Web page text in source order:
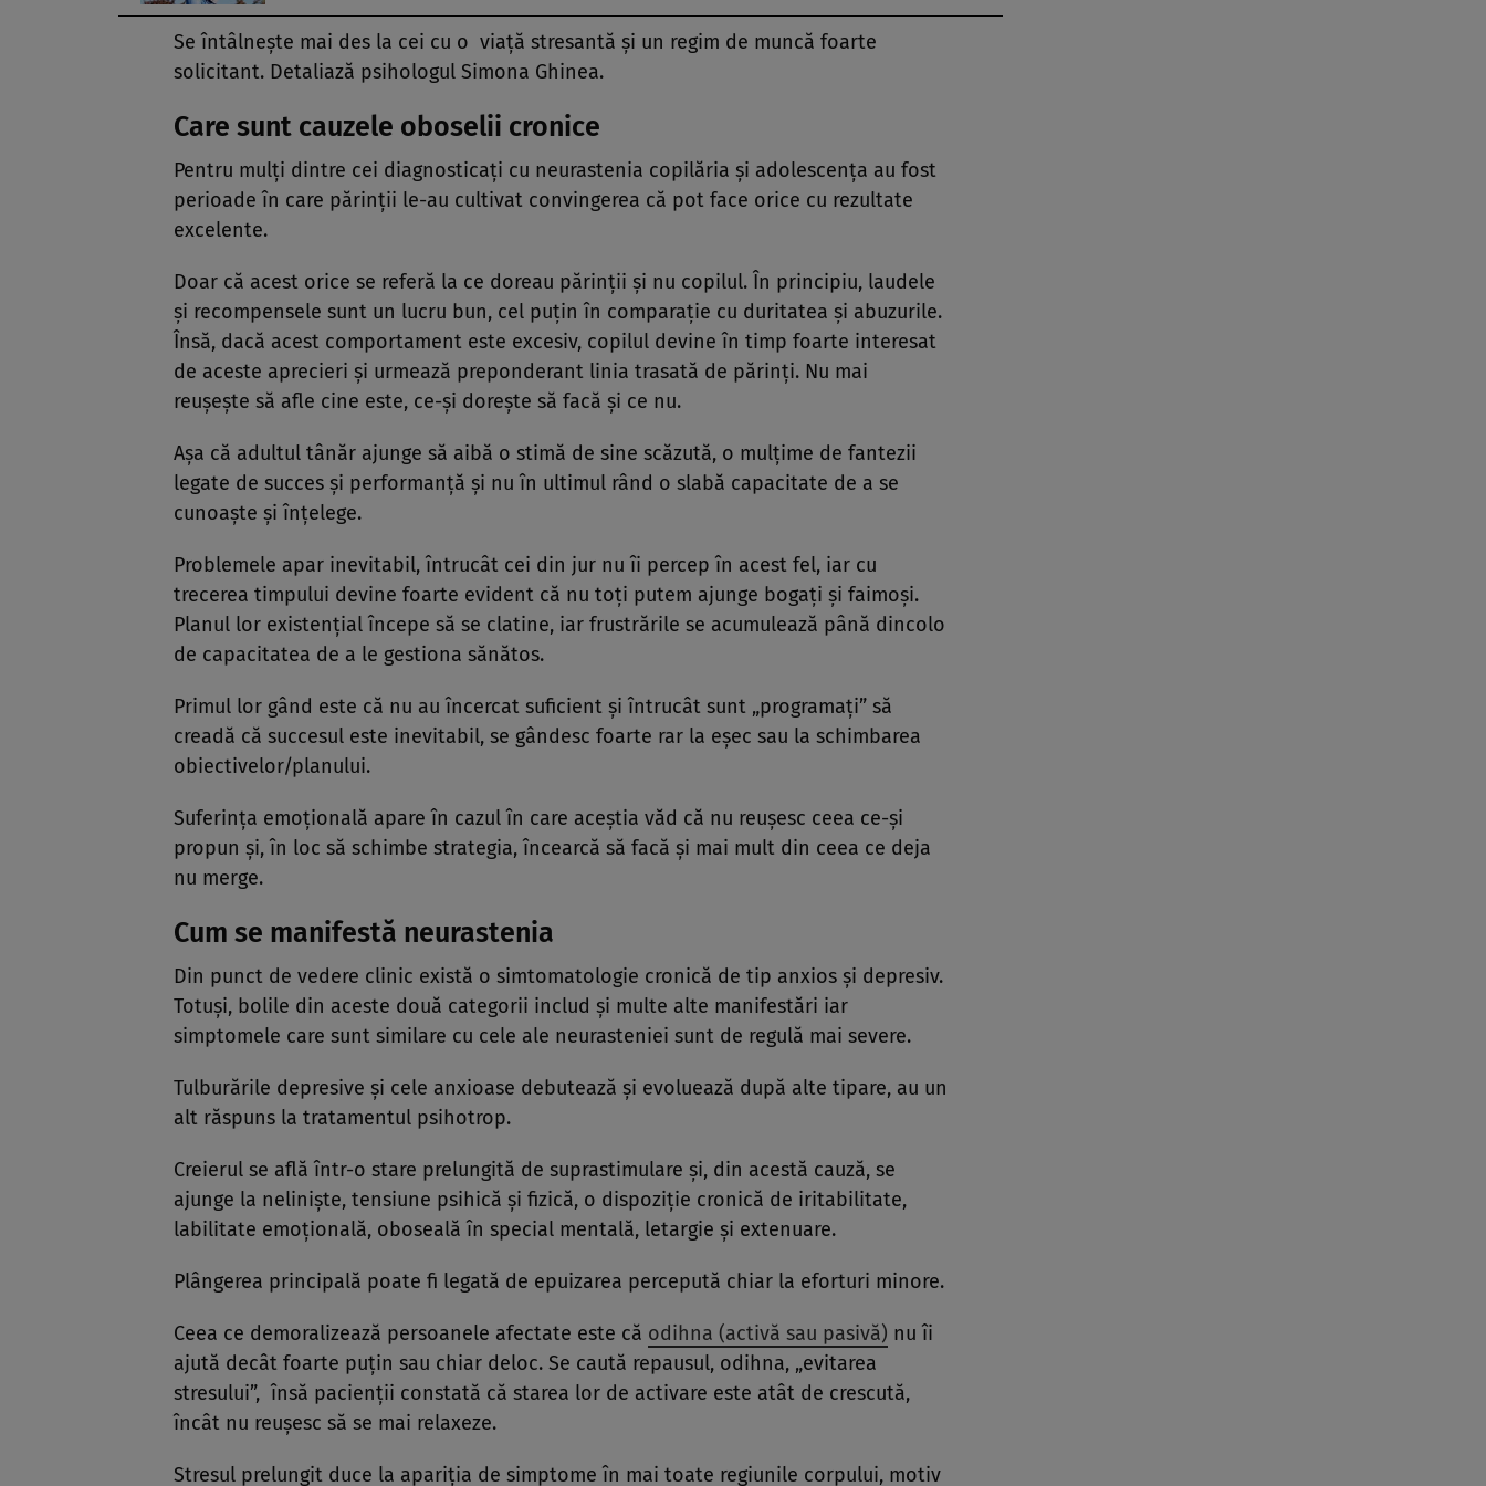
Se întâlneşte mai des la cei cu o viaţă stresantă şi un regim de muncă foarte
solicitant. Detaliază psihologul Simona Ghinea.
Care sunt cauzele oboselii cronice
Pentru mulţi dintre cei diagnosticați cu neurastenia copilăria şi adolescenţa au fost
perioade în care părinţii le-au cultivat convingerea că pot face orice cu rezultate
excelente.
Doar că acest orice se referă la ce doreau părinţii şi nu copilul. În principiu, laudele
şi recompensele sunt un lucru bun, cel puţin în comparaţie cu duritatea şi abuzurile.
Însă, dacă acest comportament este excesiv, copilul devine în timp foarte interesat
de aceste aprecieri şi urmează preponderant linia trasată de părinţi. Nu mai
reuşeşte să afle cine este, ce-şi doreşte să facă şi ce nu.
Aşa că adultul tânăr ajunge să aibă o stimă de sine scăzută, o mulţime de fantezii
legate de succes şi performanţă şi nu în ultimul rând o slabă capacitate de a se
cunoaşte şi înţelege.
Problemele apar inevitabil, întrucât cei din jur nu îi percep în acest fel, iar cu
trecerea timpului devine foarte evident că nu toţi putem ajunge bogaţi şi faimoşi.
Planul lor existenţial începe să se clatine, iar frustrările se acumulează până dincolo
de capacitatea de a le gestiona sănătos.
Primul lor gând este că nu au încercat suficient şi întrucât sunt „programaţi” să
creadă că succesul este inevitabil, se gândesc foarte rar la eşec sau la schimbarea
obiectivelor/planului.
Suferinţa emoţională apare în cazul în care aceştia văd că nu reuşesc ceea ce-şi
propun şi, în loc să schimbe strategia, încearcă să facă şi mai mult din ceea ce deja
nu merge.
Cum se manifestă neurastenia
Din punct de vedere clinic există o simtomatologie cronică de tip anxios şi depresiv.
Totuşi, bolile din aceste două categorii includ şi multe alte manifestări iar
simptomele care sunt similare cu cele ale neurasteniei sunt de regulă mai severe.
Tulburările depresive şi cele anxioase debutează şi evoluează după alte tipare, au un
alt răspuns la tratamentul psihotrop.
Creierul se află într-o stare prelungită de suprastimulare şi, din acestă cauză, se
ajunge la nelinişte, tensiune psihică şi fizică, o dispoziţie cronică de iritabilitate,
labilitate emoţională, oboseală în special mentală, letargie şi extenuare.
Plângerea principală poate fi legată de epuizarea percepută chiar la eforturi minore.
Ceea ce demoralizează persoanele afectate este că odihna (activă sau pasivă) nu îi
ajută decât foarte puţin sau chiar deloc. Se caută repausul, odihna, „evitarea
stresului”, însă pacienţii constată că starea lor de activare este atât de crescută,
încât nu reuşesc să se mai relaxeze.
Stresul prelungit duce la apariţia de simptome în mai toate regiunile corpului, motiv